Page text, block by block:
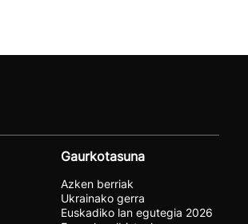
Gaurkotasuna
Azken berriak
Ukrainako gerra
Euskadiko lan egutegia 2026